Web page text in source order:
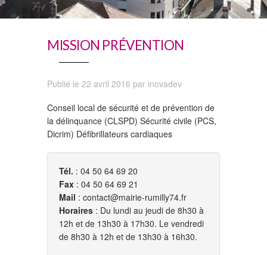
MISSION PRÉVENTION
Publié le 22 avril 2016 par inovadev
Conseil local de sécurité et de prévention de
la délinquance (CLSPD) Sécurité civile (PCS,
Dicrim) Défibrillateurs cardiaques
Tél. : 04 50 64 69 20
Fax : 04 50 64 69 21
Mail : contact@mairie-rumilly74.fr
Horaires : Du lundi au jeudi de 8h30 à
12h et de 13h30 à 17h30. Le vendredi
de 8h30 à 12h et de 13h30 à 16h30.